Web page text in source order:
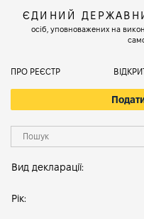
ЄДИНИЙ
осіб, уповноважених на
ПРО РЕЄСТР
Вид декларації:
Рік: